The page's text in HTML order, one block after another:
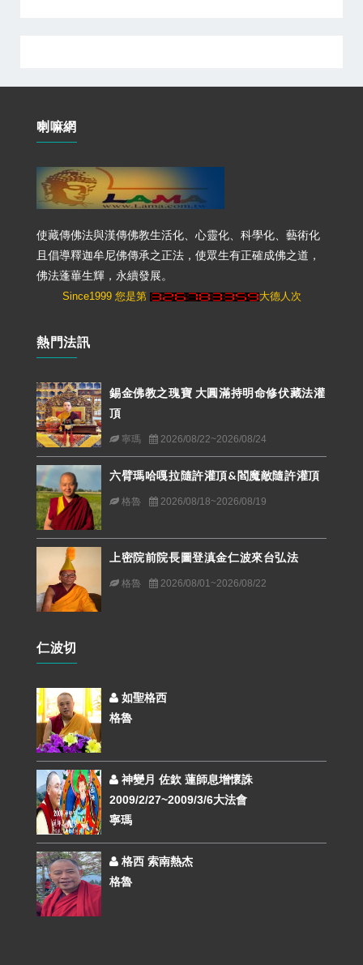
喇嘛網
使藏傳佛法與漢傳佛教生活化、心靈化、科學化、藝術化
且倡導釋迦牟尼佛傳承之正法，使眾生有正確成佛之道，
佛法蓬蓽生輝，永續發展。
Since1999 您是第 大德人次
熱門法訊
錫金佛教之瑰寶 大圓滿持明命修伏藏法灌
頂
寧瑪 2026/08/22~2026/08/24
六臂瑪哈嘎拉隨許灌頂&閻魔敵隨許灌頂
格魯 2026/08/18~2026/08/19
上密院前院長圖登滇金仁波來台弘法
格魯 2026/08/01~2026/08/22
仁波切
如聖格西
格魯
神變月 佐欽 蓮師息增懷誅
2009/2/27~2009/3/6大法會
寧瑪
格西 索南熱杰
格魯